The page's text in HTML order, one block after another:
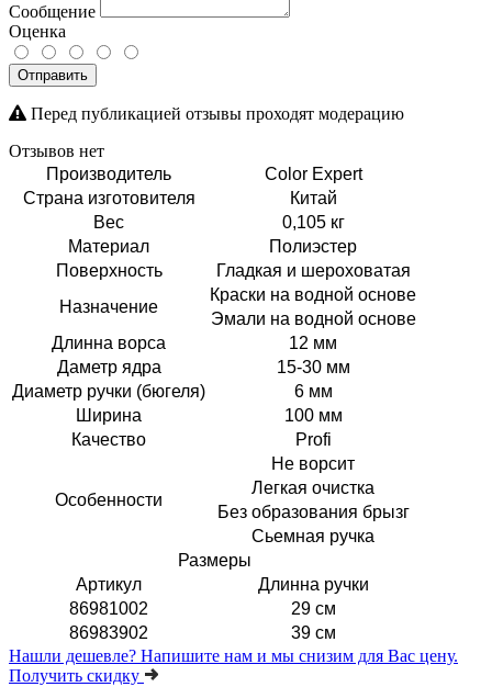
Сообщение
Оценка
Отправить
Перед публикацией отзывы проходят модерацию
Отзывов нет
Производитель
Color Expert
Страна изготовителя
Китай
Вес
0,105 кг
Материал
Полиэстер
Поверхность
Гладкая и шероховатая
Назначение
Краски на водной основе
Эмали на водной основе
Длинна ворса
12 мм
Даметр ядра
15-30 мм
Диаметр ручки (бюгеля)
6 мм
Ширина
100 мм
Качество
Profi
Особенности
Не ворсит
Легкая очистка
Без образования брызг
Сьемная ручка
Размеры
Артикул
Длинна ручки
86981002
29 см
86983902
39 см
Нашли дешевле? Напишите нам и мы снизим для Вас цену.
Получить скидку